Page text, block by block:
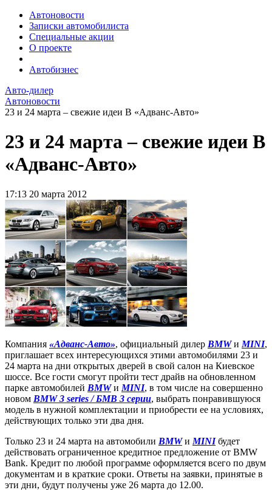
Автоновости
Записки автомобилиста
Специальные акции
О проекте
Автобизнес
Авто-дилер
Автоновости
23 и 24 марта – свежие идеи В «Адванс-Авто»
23 и 24 марта – свежие идеи В
«Адванс-Авто»
17:13 20 марта 2012
Компания «Адванс-Авто», официальный дилер BMWи MINI,
приглашает всех интересующихся этими автомобилями 23 и
24 марта на дни открытых дверей в свой салон на Киевское
шоссе. Все гости смогут пройти тест драйв на обновленном
парке автомобилей BMWи MINI, в том числе на совершенно
новом BMW 3 series / БМВ 3 серии, выбрать понравившуюся
модель в нужной комплектации и приобрести ее на условиях,
действующих только эти два дня.
Только 23 и 24 марта на автомобили BMWи MINIбудет
действовать ограниченное кредитное предложение от BMW
Bank. Кредит по любой программе оформляется всего по двум
документам и в краткие сроки. Ответы на заявки, принятые в
эти дни, будут получены уже 26 марта до 12.00.